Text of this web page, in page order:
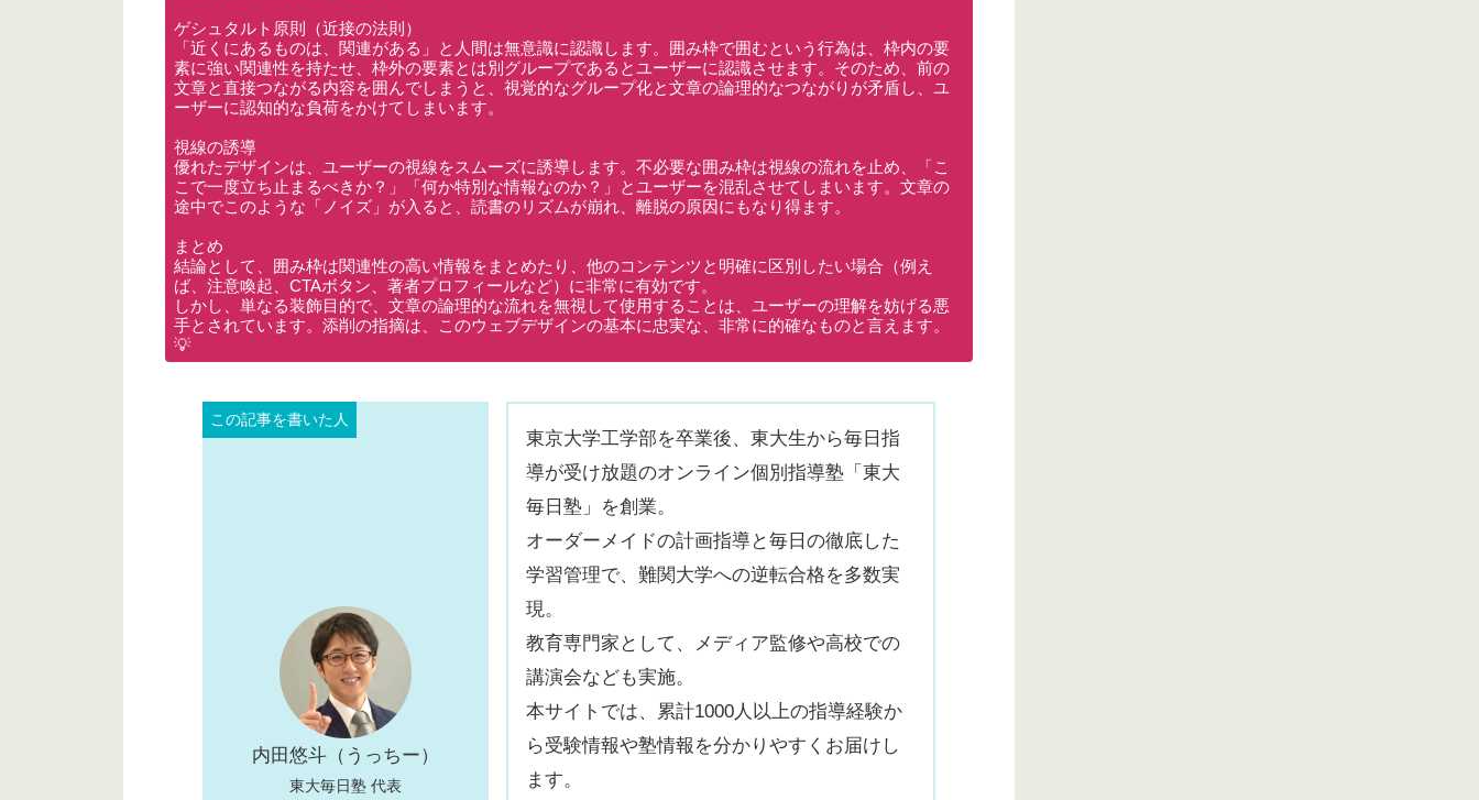
ゲシュタルト原則（近接の法則）
「近くにあるものは、関連がある」と人間は無意識に認識します。囲み枠で囲むという行為は、枠内の要
素に強い関連性を持たせ、枠外の要素とは別グループであるとユーザーに認識させます。そのため、前の
文章と直接つながる内容を囲んでしまうと、視覚的なグループ化と文章の論理的なつながりが矛盾し、ユ
ーザーに認知的な負荷をかけてしまいます。
視線の誘導
優れたデザインは、ユーザーの視線をスムーズに誘導します。不必要な囲み枠は視線の流れを止め、「こ
こで一度立ち止まるべきか？」「何か特別な情報なのか？」とユーザーを混乱させてしまいます。文章の
途中でこのような「ノイズ」が入ると、読書のリズムが崩れ、離脱の原因にもなり得ます。
まとめ
結論として、囲み枠は関連性の高い情報をまとめたり、他のコンテンツと明確に区別したい場合（例え
ば、注意喚起、CTAボタン、著者プロフィールなど）に非常に有効です。
しかし、単なる装飾目的で、文章の論理的な流れを無視して使用することは、ユーザーの理解を妨げる悪
手とされています。添削の指摘は、このウェブデザインの基本に忠実な、非常に的確なものと言えます。
💡
内田悠斗（うっちー）
東大毎日塾 代表
東京大学工学部を卒業後、東大生から毎日指
導が受け放題のオンライン個別指導塾「東大
毎日塾」を創業。
オーダーメイドの計画指導と毎日の徹底した
学習管理で、難関大学への逆転合格を多数実
現。
教育専門家として、メディア監修や高校での
講演会なども実施。
本サイトでは、累計1000人以上の指導経験か
ら受験情報や塾情報を分かりやすくお届けし
ます。